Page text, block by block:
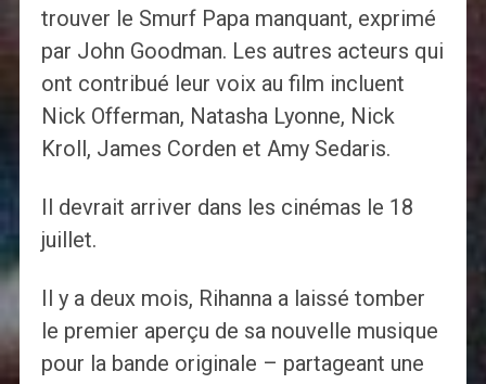
trouver le Smurf Papa manquant, exprimé
par John Goodman. Les autres acteurs qui
ont contribué leur voix au film incluent
Nick Offerman, Natasha Lyonne, Nick
Kroll, James Corden et Amy Sedaris.
Il devrait arriver dans les cinémas le 18
juillet.
Il y a deux mois, Rihanna a laissé tomber
le premier aperçu de sa nouvelle musique
pour la bande originale – partageant une